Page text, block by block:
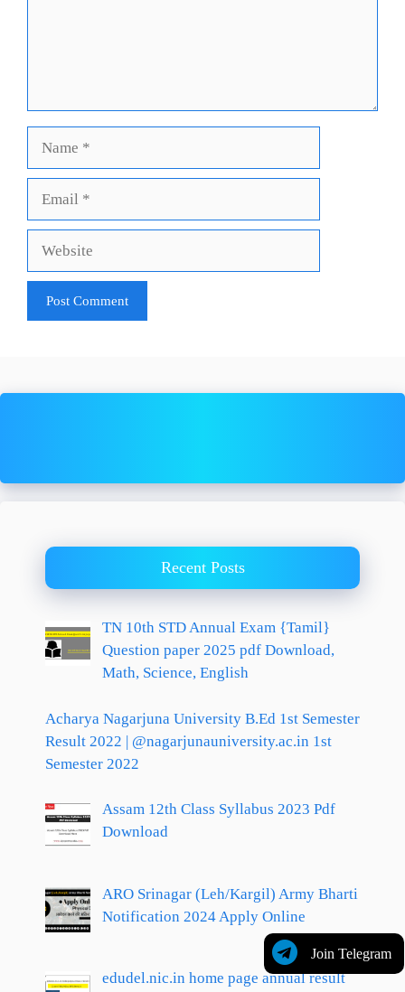
Join Telegram
Recent Posts
TN 10th STD Annual Exam {Tamil}
Question paper 2025 pdf Download,
Math, Science, English
Acharya Nagarjuna University B.Ed 1st Semester
Result 2022 | @nagarjunauniversity.ac.in 1st
Semester 2022
Assam 12th Class Syllabus 2023 Pdf
Download
ARO Srinagar (Leh/Kargil) Army Bharti
Notification 2024 Apply Online
edudel.nic.in home page annual result